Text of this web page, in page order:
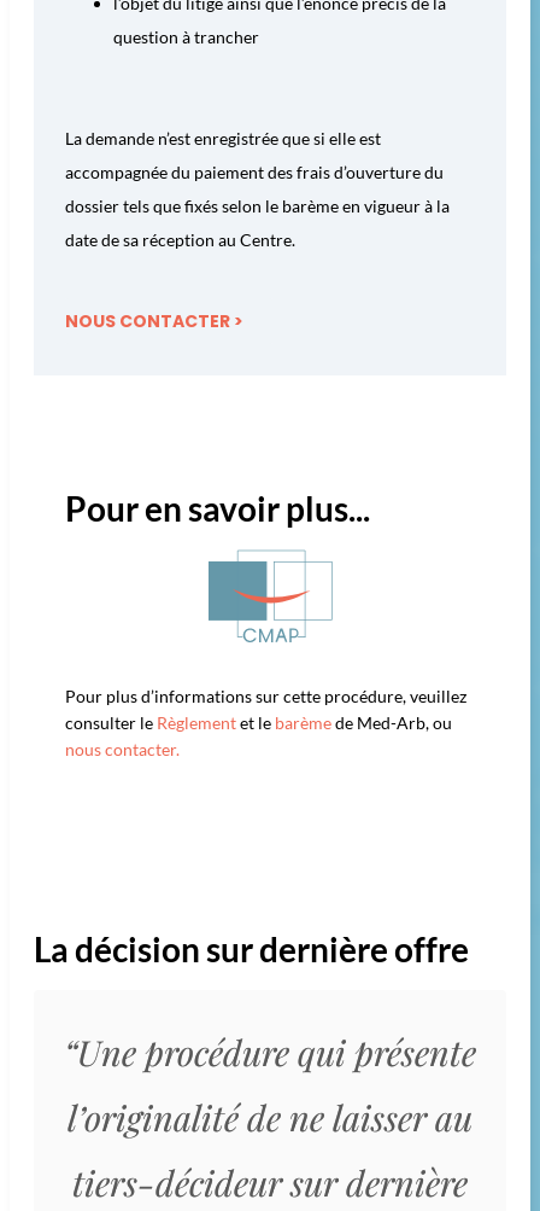
question à trancher
La demande n’est enregistrée que si elle est
accompagnée du paiement des frais d’ouverture du
dossier tels que fixés selon le barème en vigueur à la
date de sa réception au Centre.
NOUS CONTACTER >
Pour en savoir plus...
Pour plus d’informations sur cette procédure, veuillez
consulter le Règlementet le barèmede Med-Arb, ou
nous contacter.
La décision sur dernière offre
“Une procédure qui présente
l’originalité de ne laisser au
tiers-décideur sur dernière